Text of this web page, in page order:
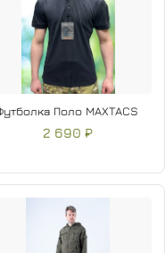
Поло MAXTACS
2 690 ₽